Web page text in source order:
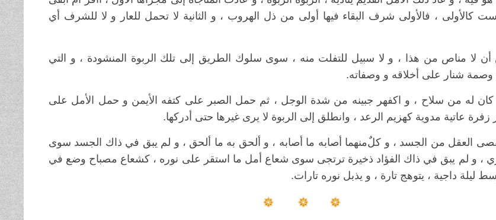
كالأولى ، فالأولى شرف البقاء فيها أولى من ذل الهروب ، و الثانية لا تحمل للعار و لا للشرف أي
لا مناص من هذا ، و لا سبيل للتفلت منه ، سوى سلوك الطريق إلى تلك الربوة المنشودة ، و التي
شنار على أخلاقه و وصفاته.
له من سلاح ، و اكفهر جبينه من شدة الوجل ، ثم حمل الصبر على كتفه الأيمن و حمل الأمل على
زفرة عاتية مدوية كهزيم الرعد ، وانطلق إلى الربوة لا يرى غيرها حتى أدركها.
العقل من الجسد ، و كلٌمنهما أصابه ما أصابه ، و ألحق به ما ألحق ، و لم يبق في ذاك الجسد سوى
، و لم يبق في ذاك الفؤاد ذخيرة ترتجى سوى شعاع أمل ما استقر على نوره ، كشعاع مصباح وضع في
ليلة داجية ، يتوهج تارة ، و يذبل نوره تارات.